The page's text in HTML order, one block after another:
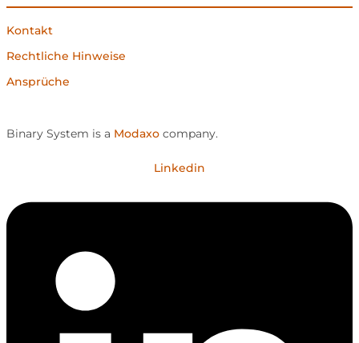
Kontakt
Rechtliche Hinweise
Ansprüche
Binary System is a Modaxo company.
Linkedin